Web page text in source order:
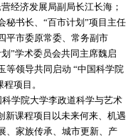
经济发展局副局长江长海；
秘书长、“百市计划”项目主任
平市委原常委、常务副市
”学术委员会共同主席魏启
等领导共同启动 “中国科学院
项目。
学院大学李政道科学与艺术
新课程项目以未来何来、机遇
、家族传承、城市更新、产